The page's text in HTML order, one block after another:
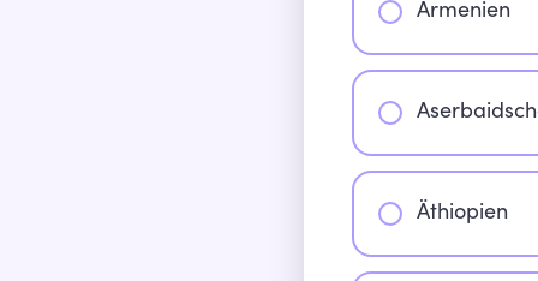
Armenien
Äthiopien